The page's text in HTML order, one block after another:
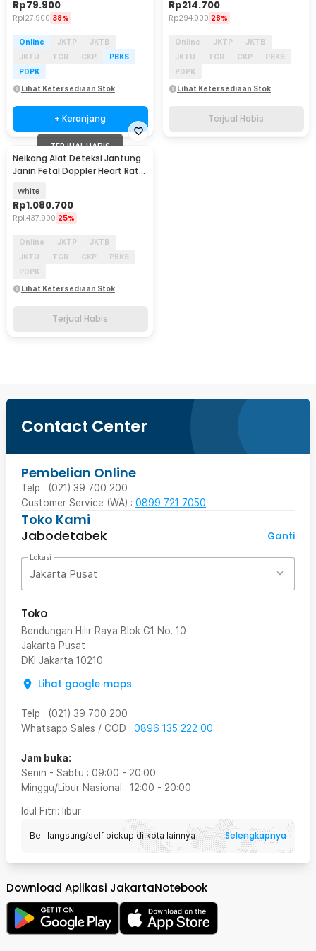
Rp79.900
Rp127.900 38%
Online JKTP
JKTB
JKTU
TGR CKP
PBKS
PDPK
Lihat Ketersediaan Stok
+ Keranjang
Rp214.700
Rp294.900 28%
Online JKTP
JKTB
JKTU
TGR CKP
PBKS
PDPK
Lihat Ketersediaan Stok
Terjual Habis
TERJUAL HABIS
Neikang Alat Deteksi Jantung
Janin Fetal Doppler Heart Rate
White
Rp1.080.700
Rp1.437.900 25%
Online JKTP
JKTB
JKTU
TGR CKP
PBKS
PDPK
Lihat Ketersediaan Stok
Terjual Habis
Contact Center
Pembelian Online
Telp : (021) 39 700 200
Customer Service (WA) : 0899 721 7050
Toko Kami
Jabodetabek
Ganti
Lokasi
Jakarta Pusat
Toko
Bendungan Hilir Raya Blok G1 No. 10
Jakarta Pusat
DKI Jakarta 10210
Lihat google maps
Telp : (021) 39 700 200
Whatsapp Sales / COD : 0896 135 222 00
Jam buka:
Senin - Sabtu : 09:00 - 20:00
Minggu/Libur Nasional : 12:00 - 20:00
Idul Fitri: libur
Beli langsung/self pickup di kota lainnya Selengkapnya
Download Aplikasi JakartaNotebook